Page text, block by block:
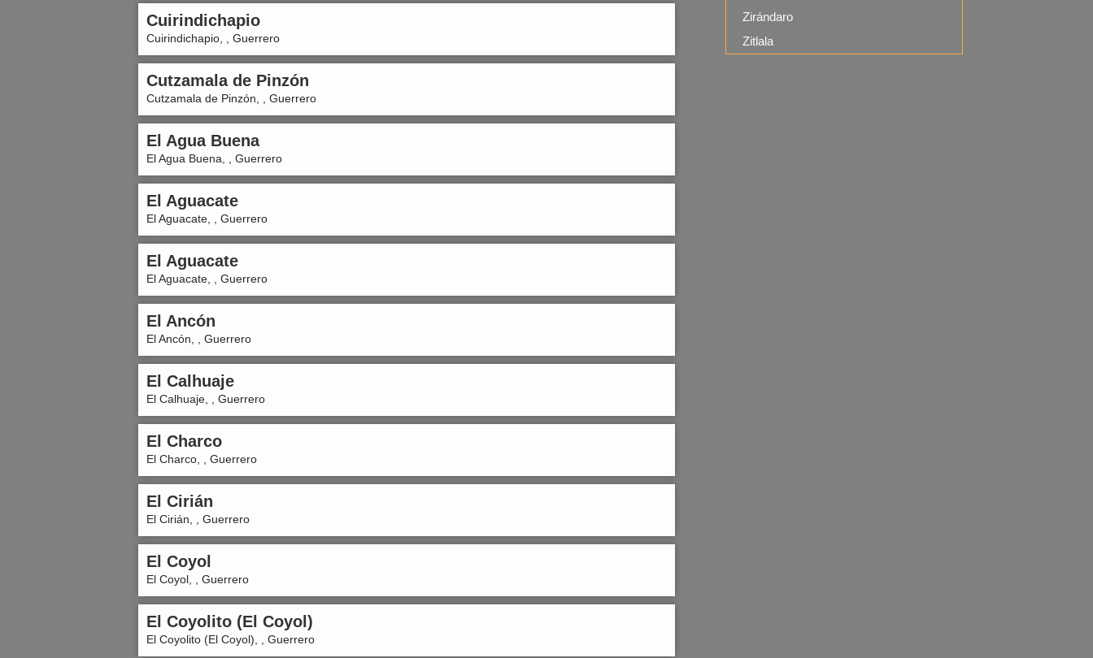
Cuirindichapio
Cuirindichapio, , Guerrero
Cutzamala de Pinzón
Cutzamala de Pinzón, , Guerrero
El Agua Buena
El Agua Buena, , Guerrero
El Aguacate
El Aguacate, , Guerrero
El Aguacate
El Aguacate, , Guerrero
El Ancón
El Ancón, , Guerrero
El Calhuaje
El Calhuaje, , Guerrero
El Charco
El Charco, , Guerrero
El Cirián
El Cirián, , Guerrero
El Coyol
El Coyol, , Guerrero
El Coyolito (El Coyol)
El Coyolito (El Coyol), , Guerrero
Zirándaro
Zitlala